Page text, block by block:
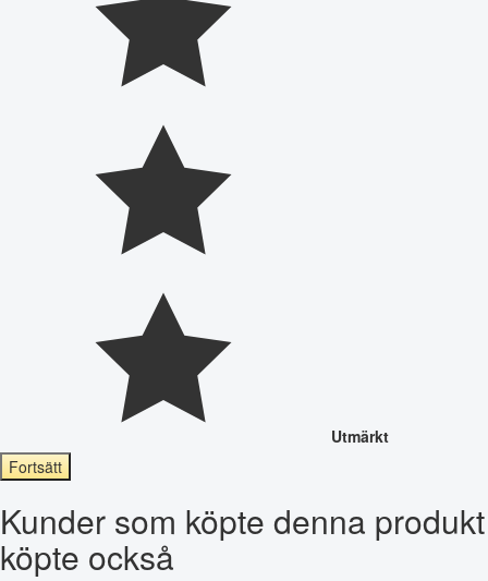
Utmärkt
Fortsätt
Kunder som köpte denna produkt
köpte också